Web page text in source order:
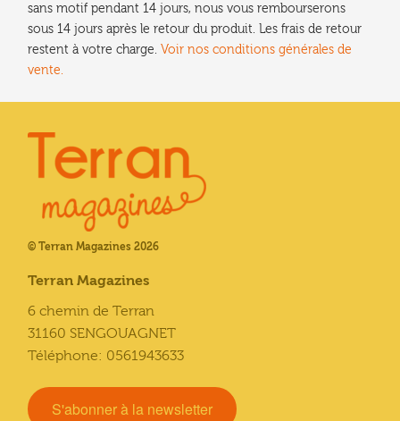
sans motif pendant 14 jours, nous vous rembourserons
sous 14 jours après le retour du produit. Les frais de retour
restent à votre charge. Voir nos conditions générales de
vente.
© Terran Magazines 2026
Terran Magazines
6 chemin de Terran
31160 SENGOUAGNET
Téléphone: 0561943633
S'abonner à la newsletter